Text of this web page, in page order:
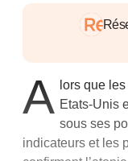
A lors que
Etats-Unis
sous ses
indicateurs et les